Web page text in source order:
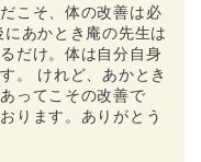
こそ、体の改善は必
あかとき庵の先生は
だけ。体は自分自身
。 けれど、あかとき
ってこその改善で
ります。ありがとう